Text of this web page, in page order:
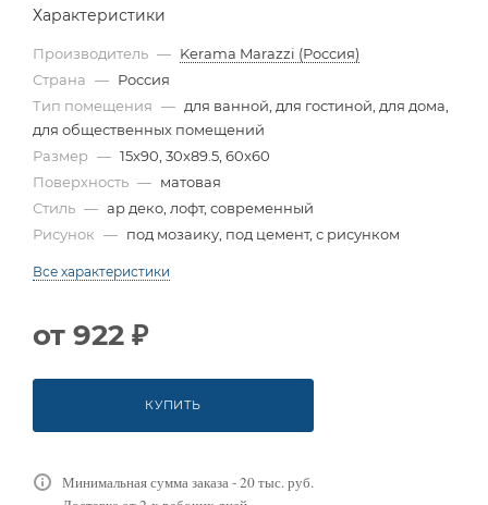
Характеристики
Производитель — Kerama Marazzi (Россия)
Страна — Россия
Тип помещения — для ванной, для гостиной, для дома,
для общественных помещений
Размер — 15x90, 30x89.5, 60x60
Поверхность — матовая
Стиль — ар деко, лофт, современный
Рисунок — под мозаику, под цемент, с рисунком
Все характеристики
от 922 ₽
КУПИТЬ
Минимальная сумма заказа - 20 тыс. руб.